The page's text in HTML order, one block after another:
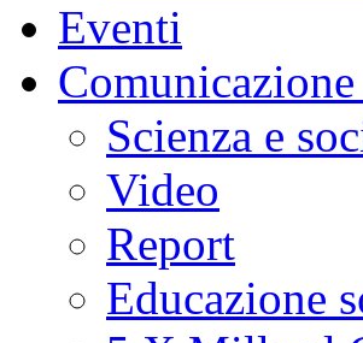
Eventi
Comunicazione
Scienza e
Video
Report
Educazione